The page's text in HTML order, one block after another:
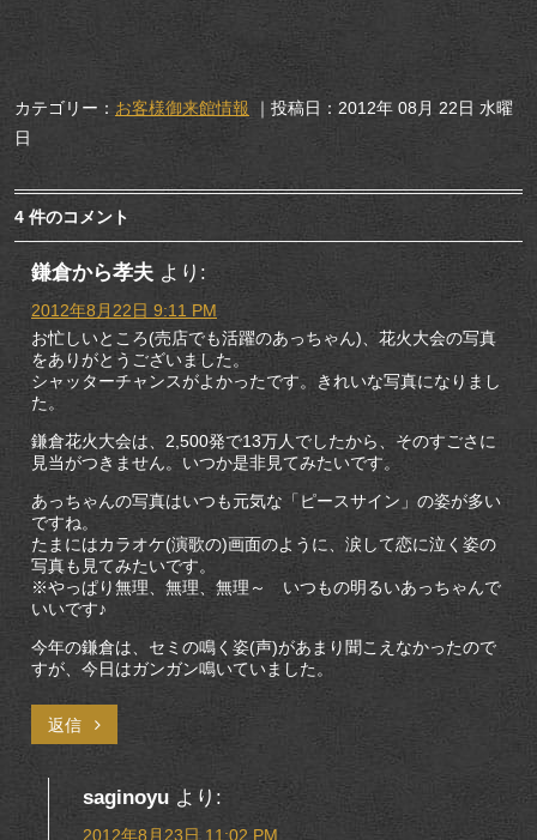
カテゴリー： お客様御来館情報 ｜投稿日：2012年 08月 22日 水曜
日
4 件のコメント
鎌倉から孝夫 より:
2012年8月22日 9:11 PM
お忙しいところ(売店でも活躍のあっちゃん)、花火大会の写真
をありがとうございました。
シャッターチャンスがよかったです。きれいな写真になりまし
た。
鎌倉花火大会は、2,500発で13万人でしたから、そのすごさに
見当がつきません。いつか是非見てみたいです。
あっちゃんの写真はいつも元気な「ピースサイン」の姿が多い
ですね。
たまにはカラオケ(演歌の)画面のように、涙して恋に泣く姿の
写真も見てみたいです。
※やっぱり無理、無理、無理～ いつもの明るいあっちゃんで
いいです♪
今年の鎌倉は、セミの鳴く姿(声)があまり聞こえなかったので
すが、今日はガンガン鳴いていました。
返信
saginoyu より:
2012年8月23日 11:02 PM